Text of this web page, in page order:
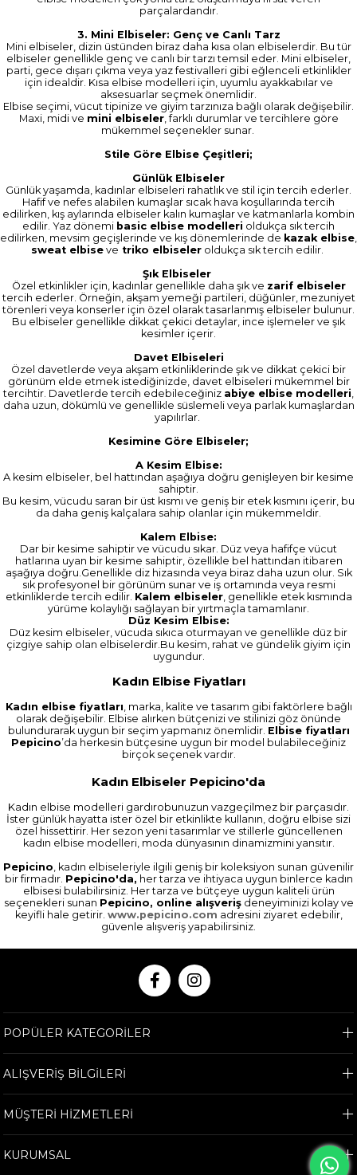
parçalardandır.
3. Mini Elbiseler: Genç ve Canlı Tarz
Mini elbiseler, dizin üstünden biraz daha kısa olan elbiselerdir. Bu tür
elbiseler genellikle genç ve canlı bir tarzı temsil eder. Mini elbiseler,
parti, gece dışarı çıkma veya yaz festivalleri gibi eğlenceli etkinlikler
için idealdir. Kısa elbise modelleri için, uyumlu ayakkabılar ve
aksesuarlar seçmek önemlidir.
Elbise seçimi, vücut tipinize ve giyim tarzınıza bağlı olarak değişebilir.
Maxi, midi ve mini elbiseler, farklı durumlar ve tercihlere göre
mükemmel seçenekler sunar.
Stile Göre Elbise Çeşitleri;
Günlük Elbiseler
Günlük yaşamda, kadınlar elbiseleri rahatlık ve stil için tercih ederler.
Hafif ve nefes alabilen kumaşlar sıcak hava koşullarında tercih
edilirken, kış aylarında elbiseler kalın kumaşlar ve katmanlarla kombin
edilir. Yaz dönemi basic elbise modelleri oldukça sık tercih
edilirken, mevsim geçişlerinde ve kış dönemlerinde de kazak elbise,
sweat elbise ve triko elbiseler oldukça sık tercih edilir.
Şık Elbiseler
Özel etkinlikler için, kadınlar genellikle daha şık ve zarif elbiseler
tercih ederler. Örneğin, akşam yemeği partileri, düğünler, mezuniyet
törenleri veya konserler için özel olarak tasarlanmış elbiseler bulunur.
Bu elbiseler genellikle dikkat çekici detaylar, ince işlemeler ve şık
kesimler içerir.
Davet Elbiseleri
Özel davetlerde veya akşam etkinliklerinde şık ve dikkat çekici bir
görünüm elde etmek istediğinizde, davet elbiseleri mükemmel bir
tercihtir. Davetlerde tercih edebileceğiniz abiye elbise modelleri,
daha uzun, dökümlü ve genellikle süslemeli veya parlak kumaşlardan
yapılırlar.
Kesimine Göre Elbiseler;
A Kesim Elbise:
A kesim elbiseler, bel hattından aşağıya doğru genişleyen bir kesime
sahiptir.
Bu kesim, vücudu saran bir üst kısmı ve geniş bir etek kısmını içerir, bu
da daha geniş kalçalara sahip olanlar için mükemmeldir.
Kalem Elbise:
Dar bir kesime sahiptir ve vücudu sıkar. Düz veya hafifçe vücut
hatlarına uyan bir kesime sahiptir, özellikle bel hattından itibaren
aşağıya doğru.Genellikle diz hizasında veya biraz daha uzun olur. Sık
sık profesyonel bir görünüm sunar ve iş ortamında veya resmi
etkinliklerde tercih edilir. Kalem elbiseler, genellikle etek kısmında
yürüme kolaylığı sağlayan bir yırtmaçla tamamlanır.
Düz Kesim Elbise:
Düz kesim elbiseler, vücuda sıkıca oturmayan ve genellikle düz bir
çizgiye sahip olan elbiselerdir.Bu kesim, rahat ve gündelik giyim için
uygundur.
Kadın Elbise Fiyatları
Kadın elbise fiyatları, marka, kalite ve tasarım gibi faktörlere bağlı
olarak değişebilir. Elbise alırken bütçenizi ve stilinizi göz önünde
bulundurarak uygun bir seçim yapmanız önemlidir. Elbise fiyatları
Pepicino’da herkesin bütçesine uygun bir model bulabileceğiniz
birçok seçenek vardır.
Kadın Elbiseler Pepicino'da
Kadın elbise modelleri gardırobunuzun vazgeçilmez bir parçasıdır.
İster günlük hayatta ister özel bir etkinlikte kullanın, doğru elbise sizi
özel hissettirir. Her sezon yeni tasarımlar ve stillerle güncellenen
kadın elbise modelleri, moda dünyasının dinamizmini yansıtır.
Pepicino, kadın elbiseleriyle ilgili geniş bir koleksiyon sunan güvenilir
bir firmadır. Pepicino'da, her tarza ve ihtiyaca uygun binlerce kadın
elbisesi bulabilirsiniz. Her tarza ve bütçeye uygun kaliteli ürün
seçenekleri sunan Pepicino, online alışverişdeneyiminizi kolay ve
keyifli hale getirir. www.pepicino.com adresini ziyaret edebilir,
güvenle alışveriş yapabilirsiniz.
POPÜLER KATEGORİLER
ALIŞVERİŞ BİLGİLERİ
MÜŞTERİ HİZMETLERİ
KURUMSAL